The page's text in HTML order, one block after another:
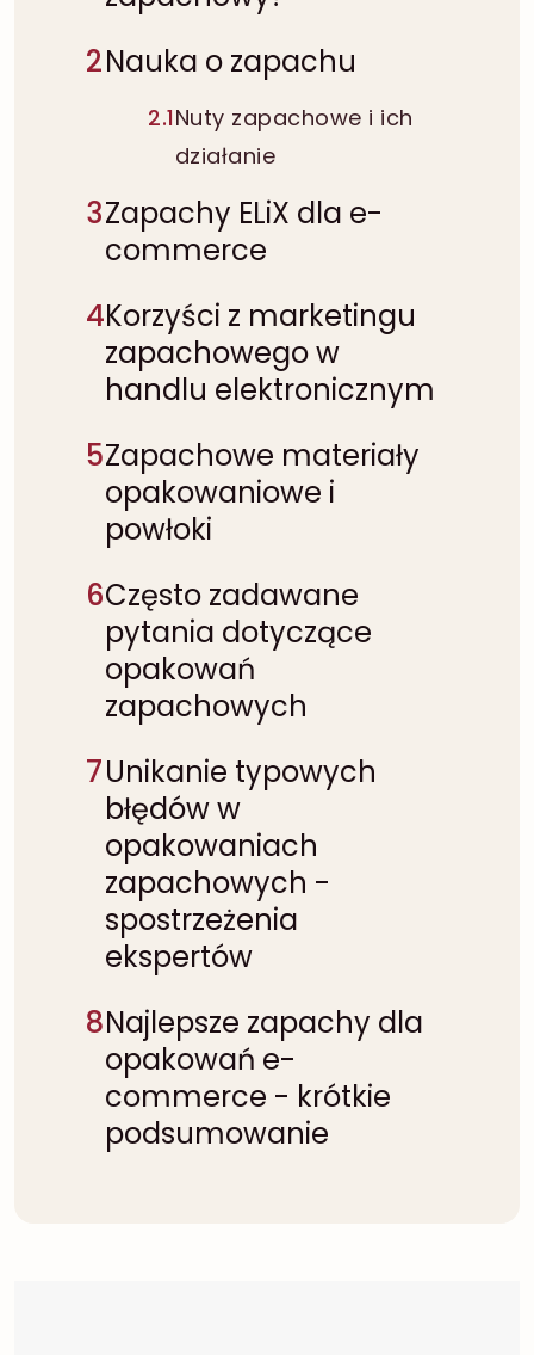
2Nauka o zapachu
2.1Nuty zapachowe i ich
działanie
3Zapachy ELiX dla e-
commerce
4Korzyści z marketingu
zapachowego w
handlu elektronicznym
5Zapachowe materiały
opakowaniowe i
powłoki
6Często zadawane
pytania dotyczące
opakowań
zapachowych
7Unikanie typowych
błędów w
opakowaniach
zapachowych -
spostrzeżenia
ekspertów
8Najlepsze zapachy dla
opakowań e-
commerce - krótkie
podsumowanie